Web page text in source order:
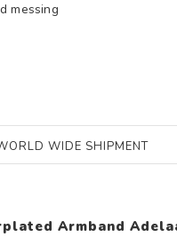
messing
WIDE SHIPMENT
Armband